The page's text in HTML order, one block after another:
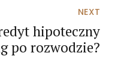
NEXT
hipoteczny
po rozwodzie?